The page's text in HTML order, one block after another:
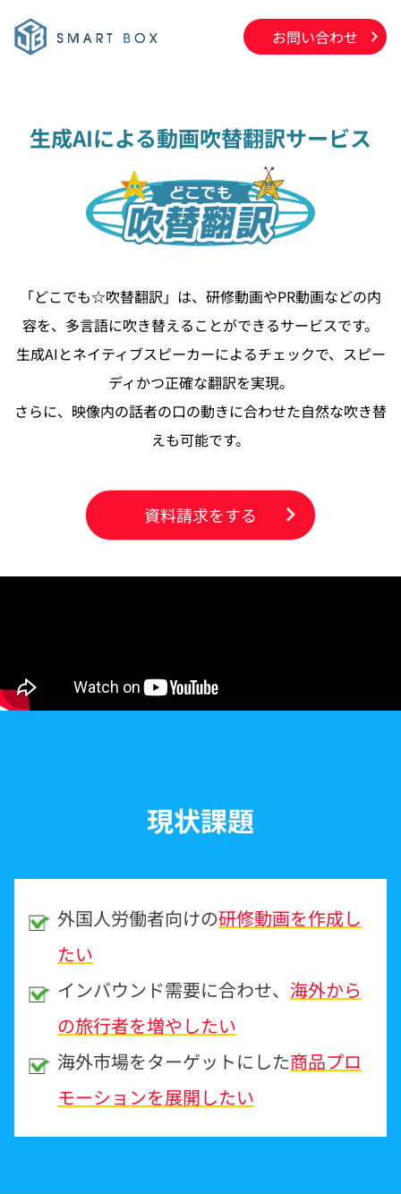
content
お問い合わせ
生成AIによる動画吹替翻訳サービス
「どこでも☆吹替翻訳」は、研修動画やPR動画などの内
容を、多言語に吹き替えることができるサービスです。
生成AIとネイティブスピーカーによるチェックで、スピー
ディかつ正確な翻訳を実現。
さらに、映像内の話者の口の動きに合わせた自然な吹き替
えも可能です。
資料請求をする
現状課題
外国人労働者向けの研修動画を作成し
たい
インバウンド需要に合わせ、 海外から
の旅行者を増やしたい
海外市場をターゲットにした商品プロ
モーションを展開したい